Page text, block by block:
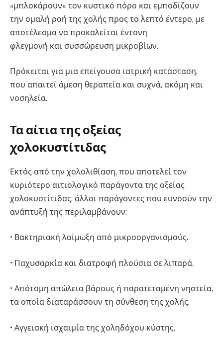
«μπλοκάρουν» τον κυστικό πόρο και εμποδίζουν
την ομαλή ροή της χολής προς το λεπτό έντερο, με
αποτέλεσμα να προκαλείται έντονη
φλεγμονή και συσσώρευση μικροβίων.
Πρόκειται για μια επείγουσα ιατρική κατάσταση,
που απαιτεί άμεση θεραπεία και συχνά, ακόμη και
νοσηλεία.
Τα αίτια της οξείας
χολοκυστίτιδας
Εκτός από την χολολιθίαση, που αποτελεί τον
κυριότερο αιτιολογικό παράγοντα της οξείας
χολοκυστίτιδας, άλλοι παράγοντες που ευνοούν την
ανάπτυξή της περιλαμβάνουν:
• Βακτηριακή λοίμωξη από μικροοργανισμούς.
• Παχυσαρκία και διατροφή πλούσια σε λιπαρά.
• Απότομη απώλεια βάρους ή παρατεταμένη νηστεία,
τα οποία διαταράσσουν τη σύνθεση της χολής.
• Αγγειακή ισχαιμία της χοληδόχου κύστης.